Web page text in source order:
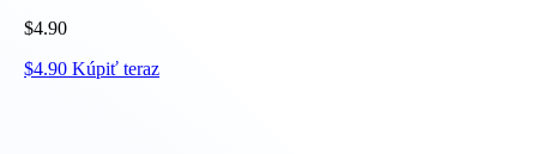
$4.90
$4.90 Kúpiť teraz